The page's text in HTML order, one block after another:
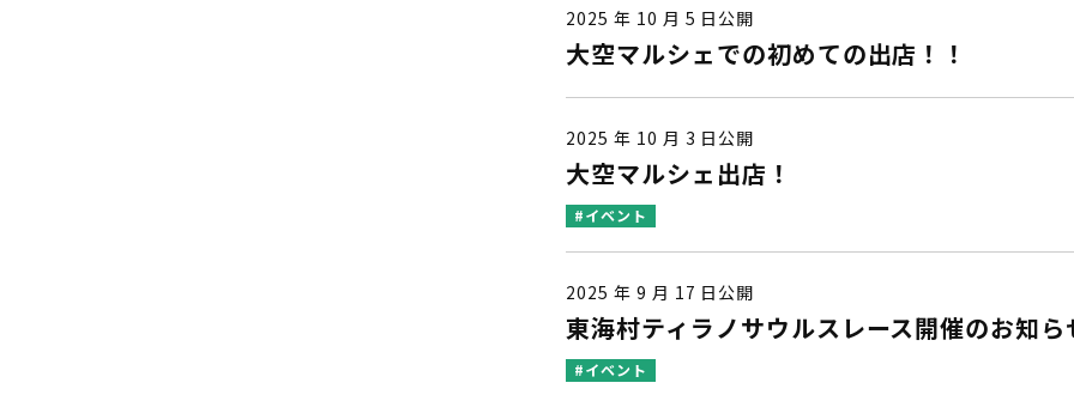
2025 年 10 月 5 日公開
大空マルシェでの初めての出店！！
2025 年 10 月 3 日公開
大空マルシェ出店！
#イベント
2025 年 9 月 17 日公開
東海村ティラノサウルスレース開催のお知ら
#イベント